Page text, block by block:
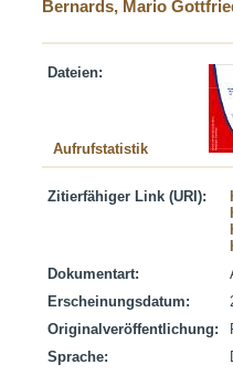
Bernards, Mario
Dateien:
Aufrufstatistik
Zitierfähiger Link (URI):
Dokumentart:
Erscheinungsdatum:
Originalveröffentlichung:
Sprache: